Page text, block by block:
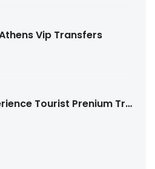
Vip Transfers
NK Exprerience Tourist Prenium Transfers & Tours